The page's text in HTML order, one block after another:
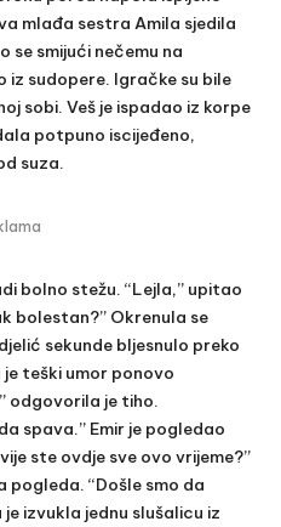
mlađa sestra Amila sjedila
se smijući nečemu na
iz sudopere. Igračke su bile
sobi. Veš je ispadao iz korpe
potpuno iscijeđeno,
suza.
bolno stežu. “Lejla,” upitao
bolestan?” Okrenula se
sekunde bljesnulo preko
teški umor ponovo
odgovorila je tiho.
spava.” Emir je pogledao
ste ovdje sve ovo vrijeme?”
pogleda. “Došle smo da
izvukla jednu slušalicu iz